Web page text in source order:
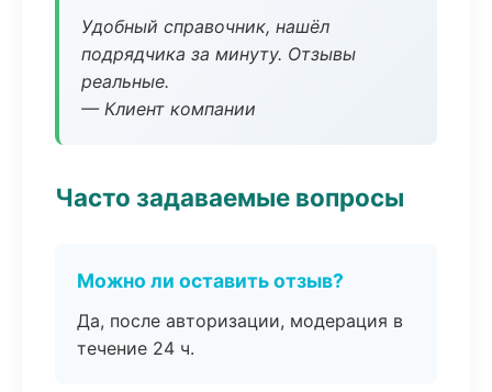
Удобный справочник, нашёл
подрядчика за минуту. Отзывы
реальные.
— Клиент компании
Часто задаваемые вопросы
Можно ли оставить отзыв?
Да, после авторизации, модерация в
течение 24 ч.